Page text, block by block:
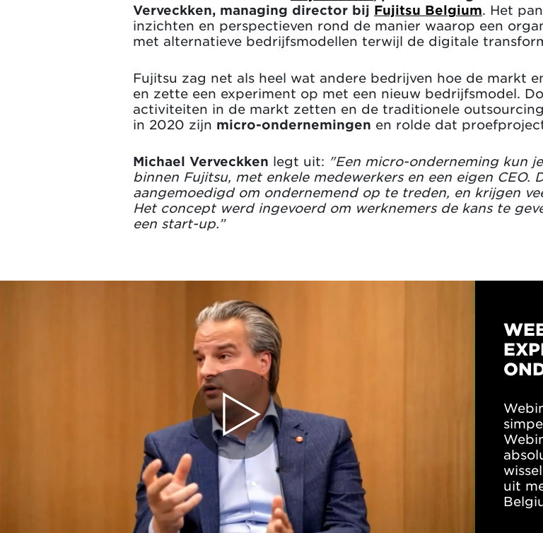
Verveckken, managing director bij Fujitsu Belgium. Het
inzichten en perspectieven rond de manier waarop een
met alternatieve bedrijfsmodellen terwijl de digitale
Fujitsu zag net als heel wat andere bedrijven hoe de markt
en zette een experiment op met een nieuw bedrijfsmodel.
activiteiten in de markt zetten en de traditionele
in 2020 zijn micro-ondernemingen en rolde dat
Michael Verveckken legt uit: "Een micro-onderneming kun
binnen Fujitsu, met enkele medewerkers en een eigen
aangemoedigd om ondernemend op te treden, en krijgen
Het concept werd ingevoerd om werknemers de kans te
een start-up.”
uit